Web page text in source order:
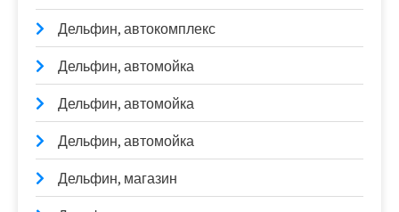
Дельфин, автокомплекс
Дельфин, автомойка
Дельфин, автомойка
Дельфин, автомойка
Дельфин, магазин